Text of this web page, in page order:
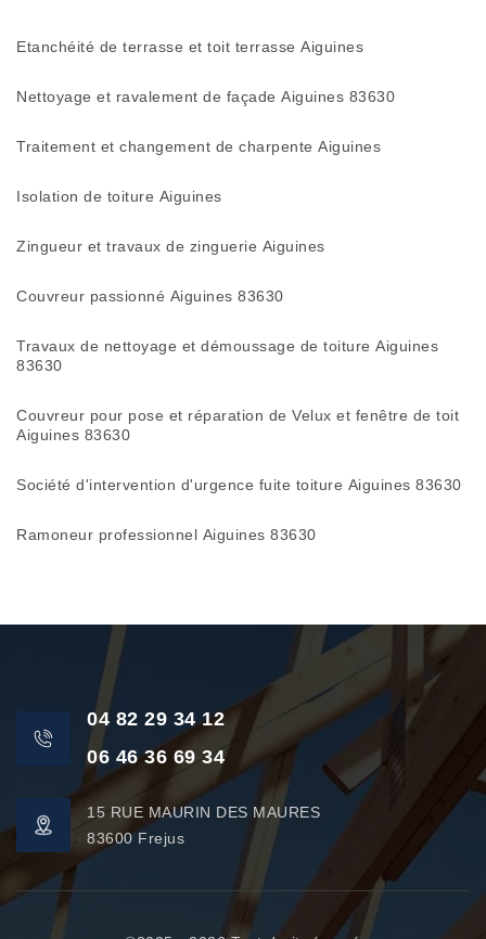
Etanchéité de terrasse et toit terrasse Aiguines
Nettoyage et ravalement de façade Aiguines 83630
Traitement et changement de charpente Aiguines
Isolation de toiture Aiguines
Zingueur et travaux de zinguerie Aiguines
Couvreur passionné Aiguines 83630
Travaux de nettoyage et démoussage de toiture Aiguines
83630
Couvreur pour pose et réparation de Velux et fenêtre de toit
Aiguines 83630
Société d'intervention d'urgence fuite toiture Aiguines 83630
Ramoneur professionnel Aiguines 83630
04 82 29 34 12
06 46 36 69 34
15 RUE MAURIN DES MAURES
83600 Frejus